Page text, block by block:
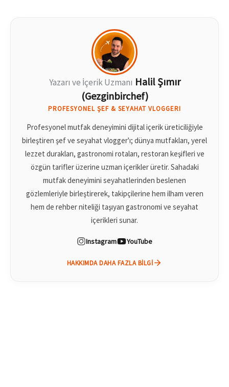
Yazarı ve İçerik Uzmanı Halil Şımır
(Gezginbirchef)
PROFESYONEL ŞEF & SEYAHAT VLOGGERI
Profesyonel mutfak deneyimini dijital içerik üreticiliğiyle
birleştiren şef ve seyahat vlogger'ı; dünya mutfakları, yerel
lezzet durakları, gastronomi rotaları, restoran keşifleri ve
özgün tarifler üzerine uzman içerikler üretir. Sahadaki
mutfak deneyimini seyahatlerinden beslenen
gözlemleriyle birleştirerek, takipçilerine hem ilham veren
hem de rehber niteliği taşıyan gastronomi ve seyahat
içerikleri sunar.
Instagram YouTube
HAKKIMDA DAHA FAZLA BILGI